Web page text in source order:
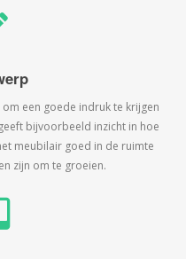
een goede indruk te krijgen
bijvoorbeeld inzicht in hoe
meubilair goed in de ruimte
zijn om te groeien.